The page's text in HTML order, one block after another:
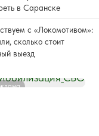
в Саранске
с «Локомотивом»:
сколько стоит
выезд